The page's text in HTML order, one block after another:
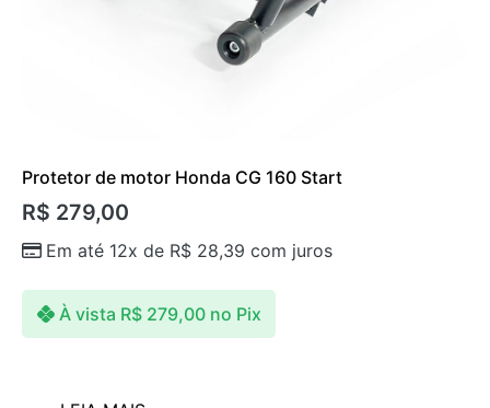
Protetor de motor Honda CG 160 Start
R$ 279,00
Em até 12x de R$ 28,39 com juros
À vista R$279,00 no Pix